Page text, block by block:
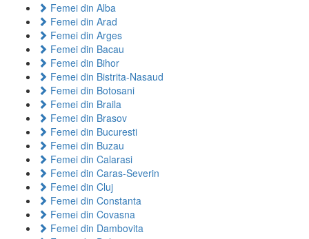
Femei din Alba
Femei din Arad
Femei din Arges
Femei din Bacau
Femei din Bihor
Femei din Bistrita-Nasaud
Femei din Botosani
Femei din Braila
Femei din Brasov
Femei din Bucuresti
Femei din Buzau
Femei din Calarasi
Femei din Caras-Severin
Femei din Cluj
Femei din Constanta
Femei din Covasna
Femei din Dambovita